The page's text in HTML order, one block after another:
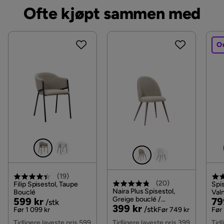
Ofte kjøpt sammen med
(19)
Filip Spisestol, Taupe
Bouclé
Pris
599 kr /stk
Original
Pris
Før 1 099 kr
(20)
Naira Plus Spisestol,
Greige bouclé /
Metallben valnøtt
Pris
399 kr /stk
Original
Pris
Før 749 kr
Før